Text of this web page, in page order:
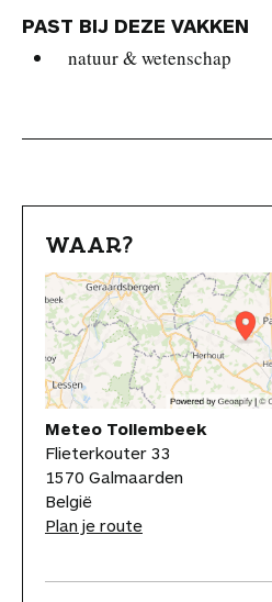
PAST BIJ DEZE VAKKEN
natuur & wetenschap
WAAR?
Meteo Tollembeek
Flieterkouter 33
1570 Galmaarden
België
Plan je route